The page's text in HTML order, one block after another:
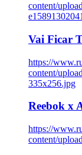
content/
Vai Ficar
https://
content/
335x256.jpg
Reebok x
https://
content/